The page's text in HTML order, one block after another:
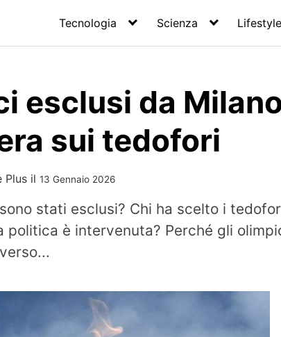
Tecnologia Scienza Lifestyle
esclusi da
sui tedofori
Plus il 13 Gennaio 2026
stati esclusi? Chi ha scelto i
politica è intervenuta? Perché gli